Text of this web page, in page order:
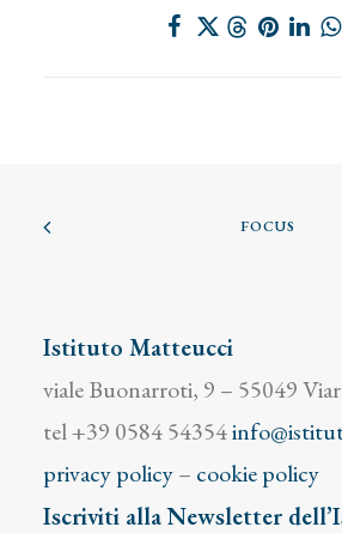
FOCUS
Istituto Matteucci
viale Buonarroti, 9 – 55049
tel +39 0584 54354
privacy policy– cookie policy
Iscriviti alla Newsletter